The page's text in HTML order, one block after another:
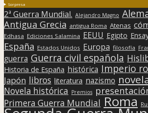
Sorpresa
2ª Guerra Mundial. Alejandro Magno
Antigua Grecia antigua Roma Atenas
Edhasa Ediciones Salamina EEUU Egipto
España Estados Unidos Europa filosofía
guerra Guerra civil española
Historia de España histórica Imperio
Japón libros literatura nazismo
Novela histórica Premios
Primera Guerra Mundial Roma